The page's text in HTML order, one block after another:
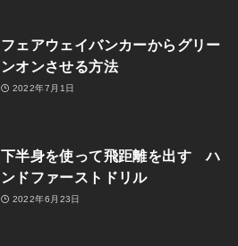
フェアウェイバンカーからグリー
ンオンさせる方法
2022年7月1日
下半身を使って飛距離を出す ハ
ンドファーストドリル
2022年6月23日